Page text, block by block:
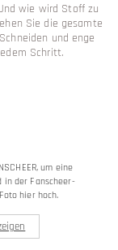
wie wird Stoff zu
Sie die gesamte
und enge
Schritt.
um eine
in der Fanscheer-
hier hoch.